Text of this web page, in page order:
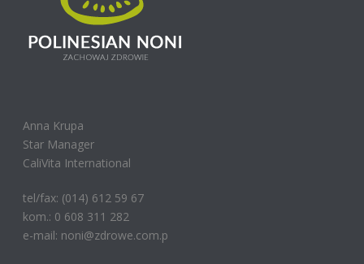
Anna Krupa
Star Manager
CaliVita International
tel/fax: (014) 612 59 67
kom.: 0 608 311 282
e-mail: noni@zdrowe.com.p